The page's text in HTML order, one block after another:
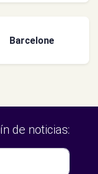
Barcelone
de noticias: